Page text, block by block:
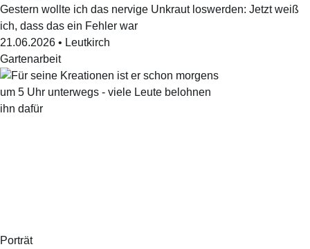
Gestern wollte ich das nervige Unkraut loswerden: Jetzt weiß
ich, dass das ein Fehler war
21.06.2026 • Leutkirch
Gartenarbeit
Porträt